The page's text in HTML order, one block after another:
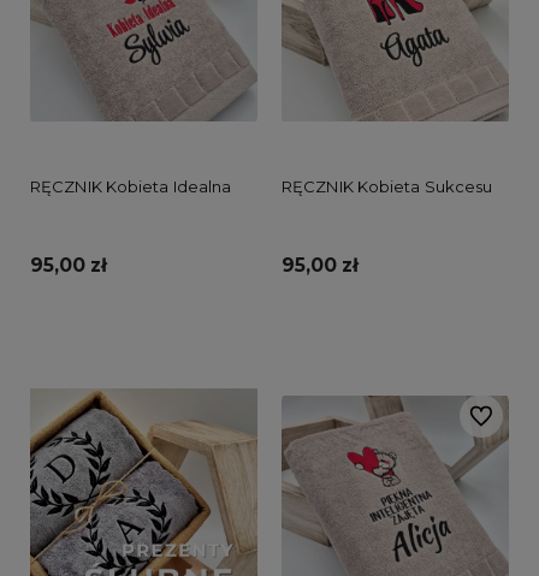
RĘCZNIK Kobieta Idealna
95,00 zł
RĘCZNIK Kobieta Sukcesu
95,00 zł
Do